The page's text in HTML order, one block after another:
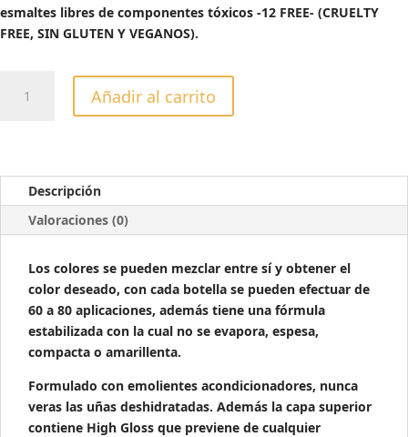
esmaltes libres de componentes tóxicos -12 FREE- (CRUELTY
FREE, SIN GLUTEN Y VEGANOS).
SEMIPERMANTE
GLOW
-13ML
cantidad
Añadir al carrito
Descripción
Valoraciones (0)
Los colores se pueden mezclar entre sí y obtener el
color deseado, con cada botella se pueden efectuar de
60 a 80 aplicaciones, además tiene una fórmula
estabilizada con la cual no se evapora, espesa,
compacta o amarillenta.
Formulado con emolientes acondicionadores, nunca
veras las uñas deshidratadas. Además la capa superior
contiene High Gloss que previene de cualquier